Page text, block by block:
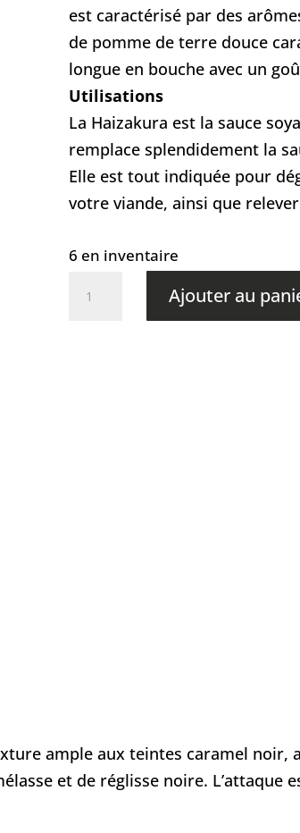
est caractérisé par des
de pomme de terre douce
longue en bouche avec un
Utilisations
La Haizakura est la sauce
remplace splendidement la
Elle est tout indiquée pour
votre viande, ainsi que
6 en inventaire
Ajouter au
ample aux teintes caramel noir,
et de réglisse noire. L’attaque